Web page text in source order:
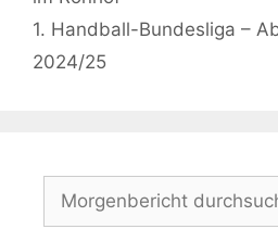
1. Handball-Bundesliga –
2024/25
Suchen